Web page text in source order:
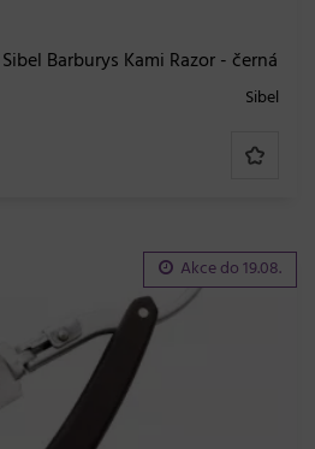
Barburys Kami Razor - černá
Sibel
Akce do19.08.